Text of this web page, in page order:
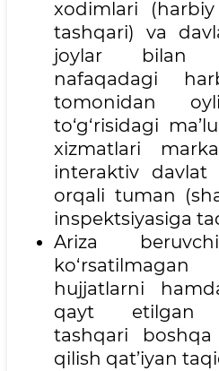
xodimlari
tashqari) va
joylar bilan
nafaqadagi
tomonidan
to‘g‘risidagi
xizmatlari
interaktiv davlat
orqali tuman
inspektsiyasiga
Ariza
hujjatlarni
qayt etilgan
tashqari
qilish qat’iyan